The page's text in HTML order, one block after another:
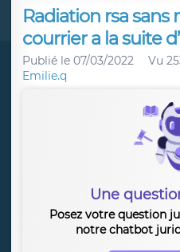
Radiation rsa sans
courrier a la suite
Publié le 07/03/2022 Vu
Emilie.q
Une
Posez votre question
notre chatbot